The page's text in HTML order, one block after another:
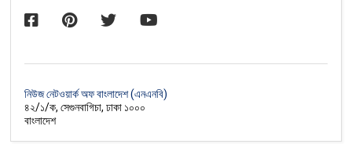
নিউজ নেটওয়ার্ক অফ বাংলাদেশ (এনএনবি)
৪২/১/ক, সেগুনবাগিচা, ঢাকা ১০০০
বাংলাদেশ